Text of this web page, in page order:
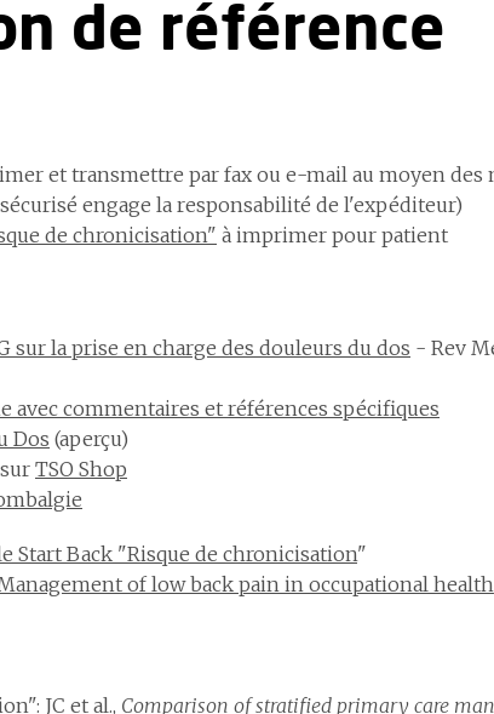
de référence
et transmettre par fax ou e-mail au moyen des
engage la responsabilité de l'expéditeur)
de chronicisation" à imprimer pour patient
sur la prise en charge des douleurs du dos - Rev
commentaires et références spécifiques
Dos (aperçu)
TSO Shop
Start Back "Risque de chronicisation"
of low back pain in occupational health
JC et al., Comparison of stratified primary care